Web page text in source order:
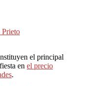
Prieto
el principal
en el precio
.